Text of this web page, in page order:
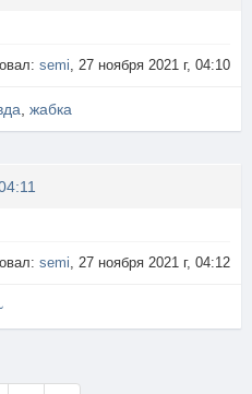
semi, 27 ноября 2021 г, 04:10
жабка
semi, 27 ноября 2021 г, 04:12